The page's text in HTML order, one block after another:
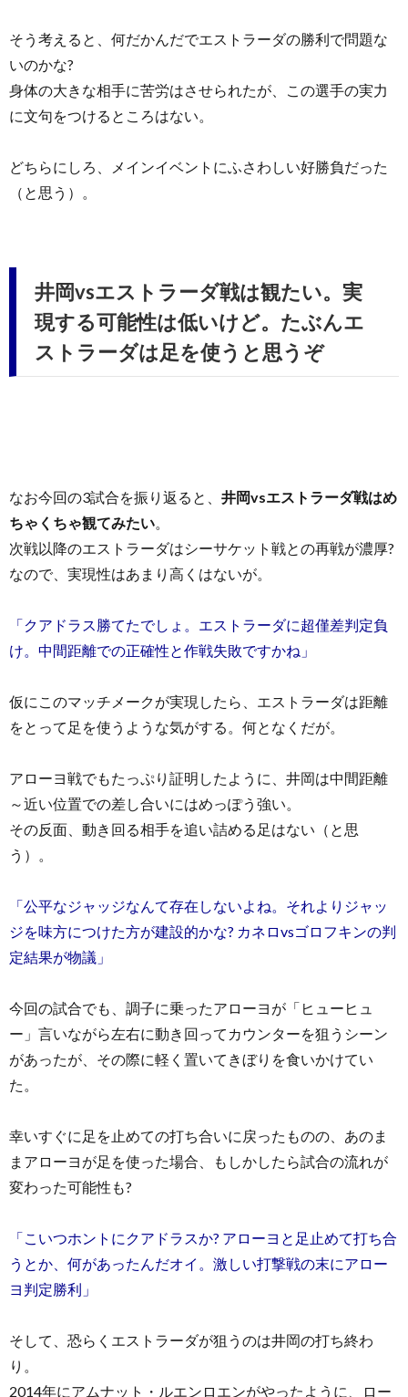
そう考えると、何だかんだでエストラーダの勝利で問題な
いのかな?
身体の大きな相手に苦労はさせられたが、この選手の実力
に文句をつけるところはない。
どちらにしろ、メインイベントにふさわしい好勝負だった
（と思う）。
井岡vsエストラーダ戦は観たい。実
現する可能性は低いけど。たぶんエ
ストラーダは足を使うと思うぞ
なお今回の3試合を振り返ると、 井岡vsエストラーダ戦はめ
ちゃくちゃ観てみたい
次戦以降のエストラーダはシーサケット戦との再戦が濃厚?
なので、実現性はあまり高くはないが。
「クアドラス勝てたでしょ。エストラーダに超僅差判定負
け。中間距離での正確性と作戦失敗ですかね」
仮にこのマッチメークが実現したら、エストラーダは距離
をとって足を使うような気がする。何となくだが。
アローヨ戦でもたっぷり証明したように、井岡は中間距離
～近い位置での差し合いにはめっぽう強い。
その反面、動き回る相手を追い詰める足はない（と思
う）。
「公平なジャッジなんて存在しないよね。それよりジャッ
ジを味方につけた方が建設的かな? カネロvsゴロフキンの判
定結果が物議」
今回の試合でも、調子に乗ったアローヨが「ヒューヒュ
ー」言いながら左右に動き回ってカウンターを狙うシーン
があったが、その際に軽く置いてきぼりを食いかけてい
た。
幸いすぐに足を止めての打ち合いに戻ったものの、あのま
まアローヨが足を使った場合、もしかしたら試合の流れが
変わった可能性も?
「こいつホントにクアドラスか? アローヨと足止めて打ち合
うとか、何があったんだオイ。激しい打撃戦の末にアロー
ヨ判定勝利」
そして、恐らくエストラーダが狙うのは井岡の打ち終わ
り。
2014年にアムナット・ルエンロエンがやったように、ロー